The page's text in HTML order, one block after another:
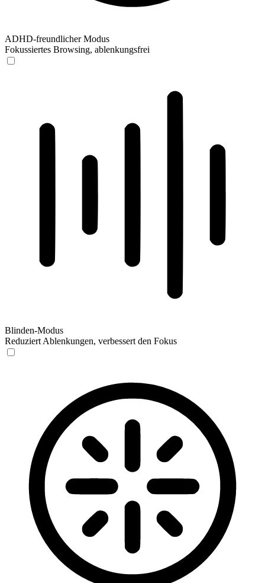
ADHD-freundlicher Modus
Fokussiertes Browsing, ablenkungsfrei
Blinden-Modus
Reduziert Ablenkungen, verbessert den Fokus